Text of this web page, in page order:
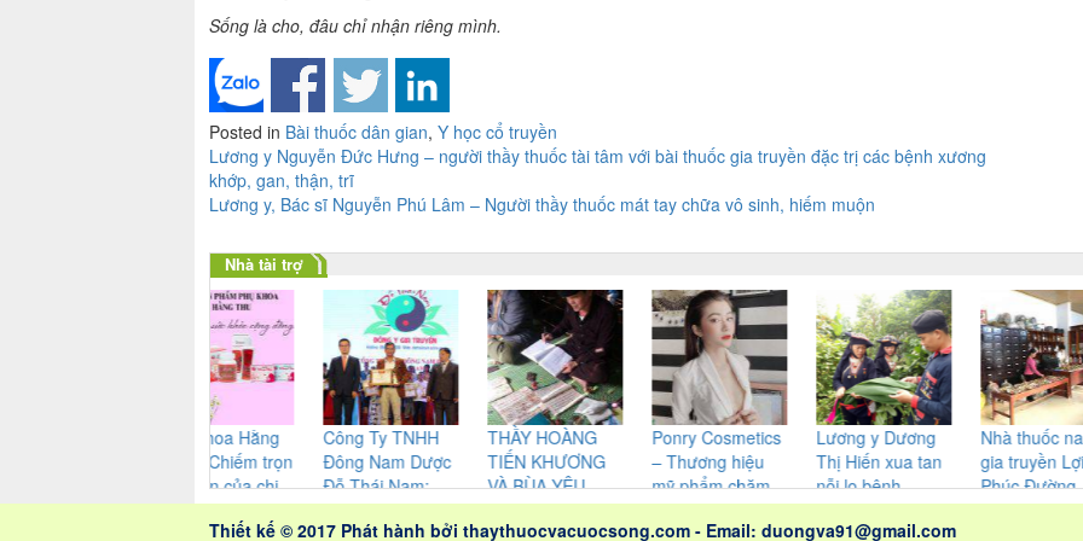
Sống là cho, đâu chỉ nhận riêng mình.
Posted in Bài thuốc dân gian, Y học cổ truyền
Điều
hướng
bài
viết
Lương y Nguyễn Đức Hưng – người thầy thuốc tài tâm với bài thuốc gia truyền đặc trị các bệnh xương
khớp, gan, thận, trĩ
Lương y, Bác sĩ Nguyễn Phú Lâm – Người thầy thuốc mát tay chữa vô sinh, hiếm muộn
Nhà tài trợ
dược
Phụ Khoa Hằng
Thu – Chiếm trọn
niềm tin của chị
em phụ nữ
Công Ty TNHH
Đông Nam Dược
Đỗ Thái Nam:
Không ngừng
nghiên cứu cho
THẦY HOÀNG
TIẾN KHƯƠNG
VÀ BÙA YÊU
CỦA NGƯỜI
CAO LAN –
Ponry Cosmetics
– Thương hiệu
mỹ phẩm chăm
sóc sắc đẹp được
chị em phụ nữ tin
Lương y Dương
Thị Hiến xua tan
nỗi lo bệnh
xương khớp, dạ
dày đại tràng và
Nhà thuốc nam
gia truyền Lợi
Phúc Đường –
địa chỉ chữa
bệnh rối loạn
Thiết kế © 2017 Phát hành bởi thaythuocvacuocsong.com - Email: duongva91@gmail.com